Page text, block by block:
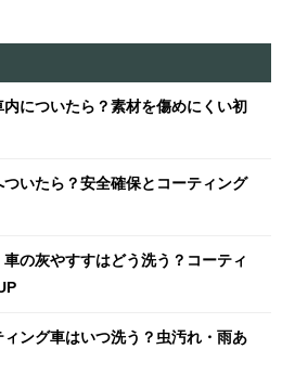
についたら？素材を傷めにくい初
いたら？安全確保とコーティング
の灰やすすはどう洗う？コーティ
ング車はいつ洗う？虫汚れ・雨あ